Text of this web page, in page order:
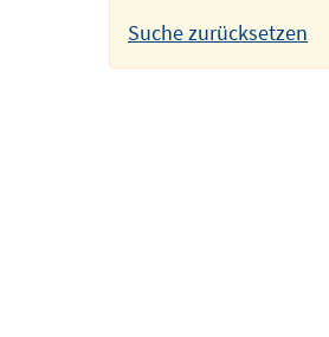
Suche zurücksetzen